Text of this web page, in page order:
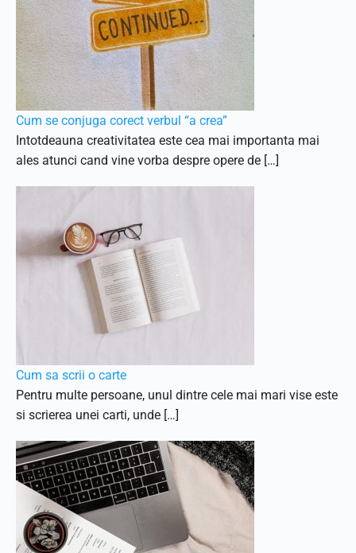
Cum se conjuga corect verbul “a crea”
Intotdeauna creativitatea este cea mai importanta mai
ales atunci cand vine vorba despre opere de […]
Cum sa scrii o carte
Pentru multe persoane, unul dintre cele mai mari vise este
si scrierea unei carti, unde […]